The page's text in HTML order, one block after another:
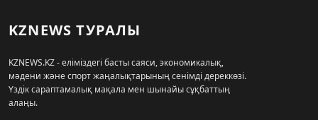
KZNEWS ТУРАЛЫ
KZNEWS.KZ - еліміздегі басты саяси, экономикалық,
мәдени және спорт жаңалықтарының сенімді дереккөзі.
Үздік сараптамалық мақала мен шынайы сұқбаттың
алаңы.